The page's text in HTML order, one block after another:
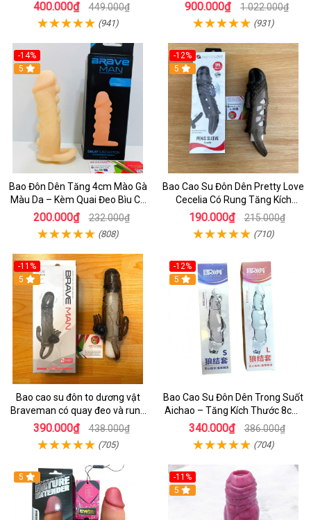
400.000₫ 449.000₫
(941)
900.000₫ 1.022.000₫
(931)
-14%
5
Bao Đôn Dên Tăng 4cm Mào Gà
Màu Da – Kèm Quai Đeo Bìu Cố
Định, Hỗ Trợ Nam Giới Yếu Sinh
Lý
200.000₫ 232.000₫
(808)
-12%
5
Bao Cao Su Đôn Dên Pretty Love
Cecelia Có Rung Tăng Kích
Thước, Kéo Dài Quan Hệ
190.000₫ 215.000₫
(710)
-11%
5
Bao cao su đôn to dương vật
Braveman có quay đeo và rung
hai đầu
390.000₫ 438.000₫
(705)
-12%
5
Bao Cao Su Đôn Dên Trong Suốt
Aichao – Tăng Kích Thước 8cm,
Có Quai Đeo Bìu
340.000₫ 386.000₫
(704)
5
-11%
5